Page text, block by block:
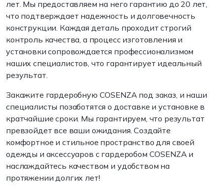
лет. Мы предоставляем на него гарантию до 20 лет,
что подтверждает надежность и долговечность
конструкции. Каждая деталь проходит строгий
контроль качества, а процесс изготовления и
установки сопровождается профессионализмом
наших специалистов, что гарантирует идеальный
результат.
Закажите гардеробную COSENZA под заказ, и наши
специалисты позаботятся о доставке и установке в
кратчайшие сроки. Мы гарантируем, что результат
превзойдет все ваши ожидания. Создайте
комфортное и стильное пространство для своей
одежды и аксессуаров с гардеробом COSENZA и
наслаждайтесь качеством и удобством на
протяжении долгих лет!